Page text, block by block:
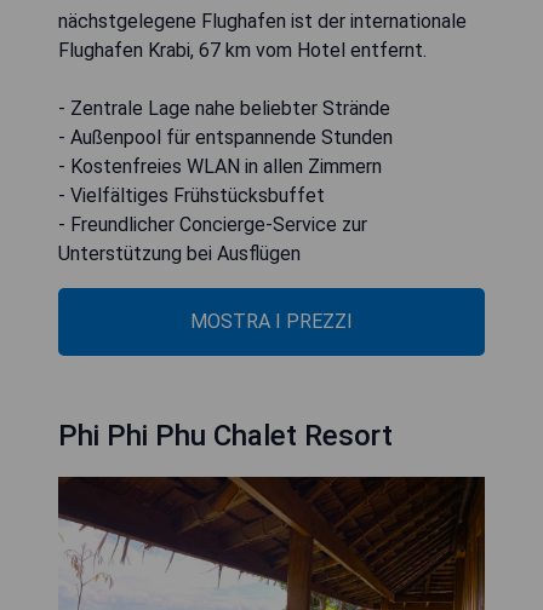
nächstgelegene Flughafen ist der internationale
Flughafen Krabi, 67 km vom Hotel entfernt.
- Zentrale Lage nahe beliebter Strände
- Außenpool für entspannende Stunden
- Kostenfreies WLAN in allen Zimmern
- Vielfältiges Frühstücksbuffet
- Freundlicher Concierge-Service zur
Unterstützung bei Ausflügen
MOSTRA I PREZZI
Phi Phi Phu Chalet Resort